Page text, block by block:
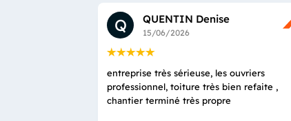
Q QUENTIN Denise
15/06/2026
entreprise très sérieuse, les ouvriers
professionnel, toiture très bien refaite ,
chantier terminé très propre